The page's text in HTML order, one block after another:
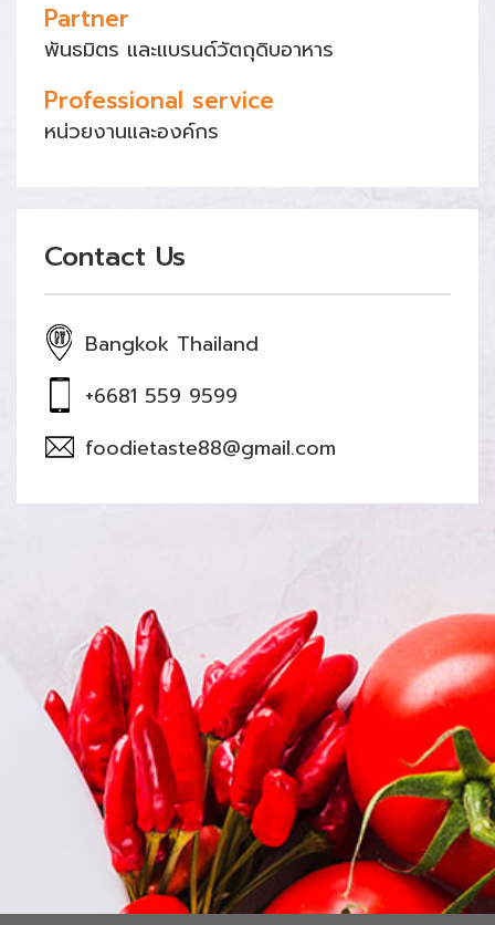
Partner
พันธมิตร และแบรนด์วัตถุดิบอาหาร
Professional service
หน่วยงานและองค์กร
Contact Us
Bangkok Thailand
+6681 559 9599
foodietaste88@gmail.com